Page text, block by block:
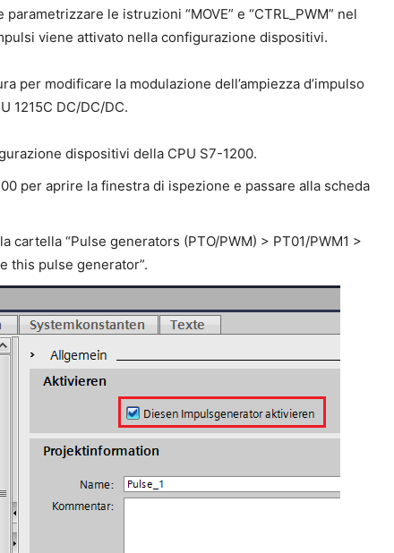
le istruzioni “MOVE” e “CTRL_PWM” nel
viene attivato nella configurazione dispositivi.
per modificare la modulazione dell’ampiezza d’impulso
1215C DC/DC/DC.
dispositivi della CPU S7-1200.
per aprire la finestra di ispezione e passare alla scheda
cartella “Pulse generators (PTO/PWM) > PT01/PWM1 >
this pulse generator”.